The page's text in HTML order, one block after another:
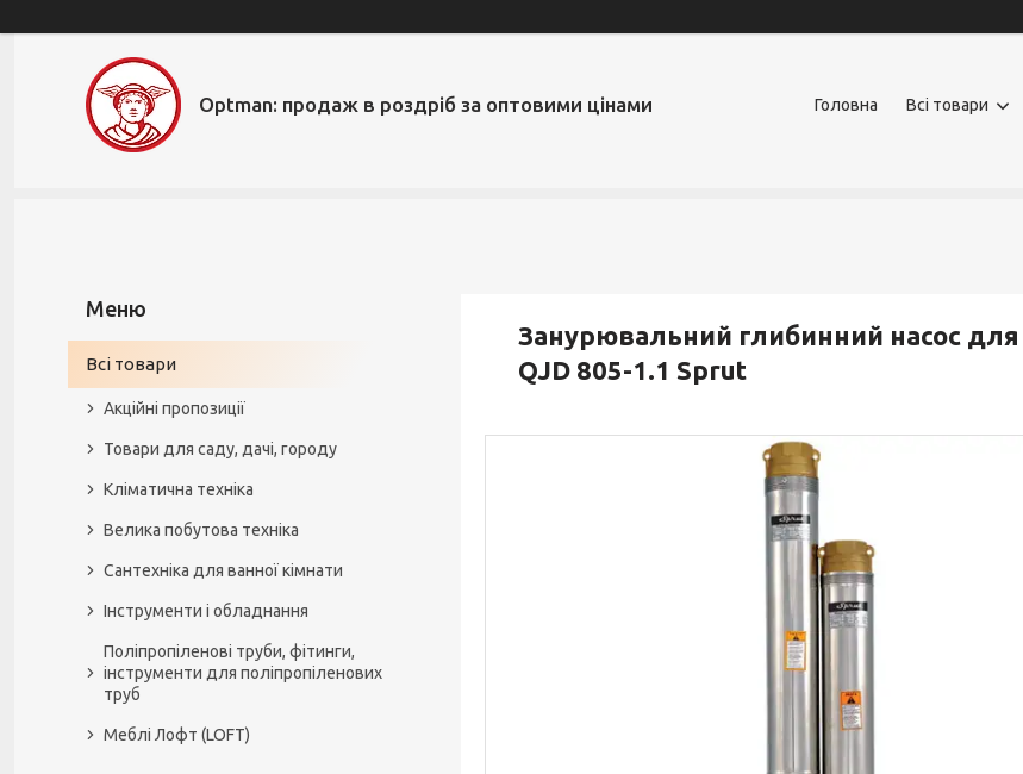
Optman: продаж в роздріб за оптовими цінами Головна Всі товари
Занурювальний глибинний насос
QJD 805-1.1 Sprut
Всі товари
Акційні пропозиції
Товари для саду, дачі, городу
Кліматична техніка
Велика побутова техніка
Сантехніка для ванної кімнати
Інструменти і обладнання
Поліпропіленові труби, фітинги,
інструменти для поліпропіленових
труб
Меблі Лофт (LOFT)